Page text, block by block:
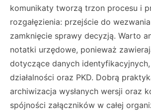
komunikaty tworzą trzon procesu i
rozgałęzienia: przejście do
zamknięcie sprawy decyzją. Warto
notatki urzędowe, ponieważ
dotyczące danych
działalności oraz PKD. Dobrą
archiwizacja wysłanych wersji oraz
spójności załączników w całej